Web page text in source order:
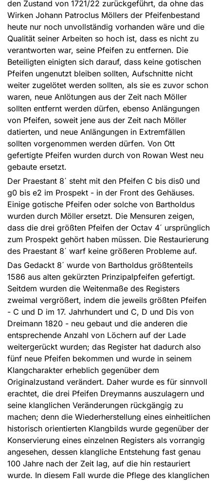
den Zustand von 1721/22 zurückgeführt, da ohne das
Wirken Johann Patroclus Möllers der Pfeifenbestand
heute nur noch unvollständig vorhanden wäre und die
Qualität seiner Arbeiten so hoch ist, dass es nicht zu
verantworten war, seine Pfeifen zu entfernen. Die
Beteiligten einigten sich darauf, dass keine gotischen
Pfeifen ungenutzt bleiben sollten, Aufschnitte nicht
weiter zugelötet werden sollten, als sie es zuvor schon
waren, neue Anlötungen aus der Zeit nach Möller
sollten entfernt werden dürfen, ebenso Anlängungen
von Pfeifen, soweit jene aus der Zeit nach Möller
datierten, und neue Anlängungen in Extremfällen
sollten vorgenommen werden dürfen. Von Ott
gefertigte Pfeifen wurden durch von Rowan West neu
gebaute ersetzt.
Der Praestant 8´ steht mit den Pfeifen C bis dis0 und
g0 bis e2 im Prospekt - in der Front des Gehäuses.
Einige gotische Pfeifen oder solche von Bartholdus
wurden durch Möller ersetzt. Die Mensuren zeigen,
dass die drei größten Pfeifen der Octav 4´ ursprünglich
zum Prospekt gehört haben müssen. Die Restaurierung
des Praestant 8´ warf keine größeren Probleme auf.
Das Gedackt 8´ wurde von Bartholdus größtenteils
1586 aus alten gekürzten Prinzipalpfeifen gefertigt.
Seitdem wurden die Weitenmaße des Registers
zweimal vergrößert, indem die jeweils größten Pfeifen
- C und D im 17. Jahrhundert und C, D und Dis von
Dreimann 1820 - neu gebaut und die anderen die
entsprechende Anzahl von Löchern auf der Lade
weitergerückt wurden; das Register hat dadurch also
fünf neue Pfeifen bekommen und wurde in seinem
Klangcharakter erheblich gegenüber dem
Originalzustand verändert. Daher wurde es für sinnvoll
erachtet, die drei Pfeifen Dreymanns auszulagern und
seine klanglichen Veränderungen rückgängig zu
machen; denn die Wiederherstellung eines einheitlichen
historisch orientierten Klangbilds wurde gegenüber der
Konservierung eines einzelnen Registers als vorrangig
angesehen, dessen klangliche Entstehung fast genau
100 Jahre nach der Zeit lag, auf die hin restauriert
wurde. In diesem Fall wurde die Pflege des klanglichen